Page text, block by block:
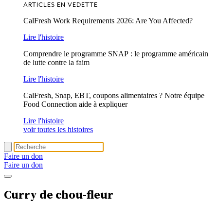
ARTICLES EN VEDETTE
CalFresh Work Requirements 2026: Are You Affected?
Lire l'histoire
Comprendre le programme SNAP : le programme américain
de lutte contre la faim
Lire l'histoire
CalFresh, Snap, EBT, coupons alimentaires ? Notre équipe
Food Connection aide à expliquer
Lire l'histoire
voir toutes les histoires
Faire un don
Faire un don
Curry de chou-fleur